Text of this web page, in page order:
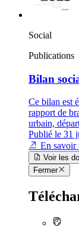
Social
Publications
Bilan
Ce bilan est
rapport de
urbain,
Publié le 31
En savoir
Voir les
Fermer